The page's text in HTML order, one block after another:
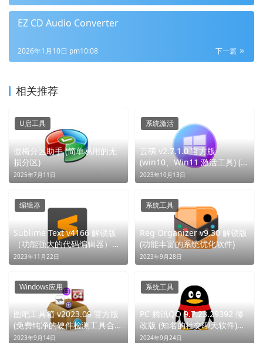
EZ CD Audio Converter
下一篇
2026年1月10日 pm10:08
相关推荐
傲梅分区助手 (简单易用的无
损分区)
2025年7月11日
U启工具
云萌 v2.7.1.0 官方版
(win10、Win11 激活工具) (云
转系统，一键激活)
2023年10月13日
系统激活
Sublime Text v4166 解锁版
（功能强大的代码编辑器）
(码动世界，键定乾坤)
2023年11月22日
编辑器
Reg Organizer v9.30 解锁版
(功能丰富的系统优化软件)
2023年9月28日
系统工具
图吧工具箱 v2023.09 官方版
(免费纯净的硬件检测工具合
集) (无有效返回内容)
2023年9月14日
Windows应用
PC 腾讯QQ 9.7.23.29392 修
改版 (知名的社交聊天软件)
(QQ在线，沟通无界)
2024年9月24日
系统工具